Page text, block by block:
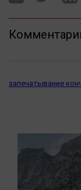
Прогулки по
Статистика
Актуальная тема
запечатывание